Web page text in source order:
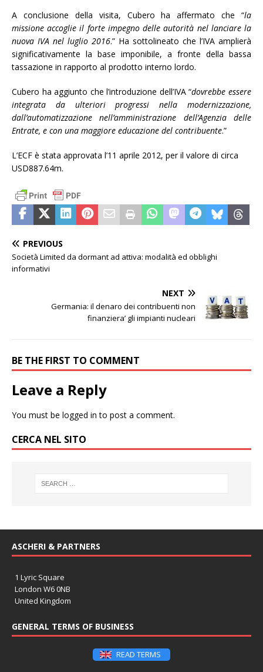
A conclusione della visita, Cubero ha affermato che “la
missione accoglie il forte impegno delle autorità nel lanciare la
nuova IVA nel luglio 2016.” Ha sottolineato che l’IVA amplierà
significativamente la base imponibile, a fronte della bassa
tassazione in rapporto al prodotto interno lordo.
Cubero ha aggiunto che l’introduzione dell’IVA “dovrebbe essere
integrata da ulteriori progressi nella modernizzazione,
dall’automatizzazione nell’amministrazione dell’Agenzia delle
Entrate, e con una maggiore educazione del contribuente.”
L’ECF è stata approvata l’11 aprile 2012, per il valore di circa
USD887.64m.
PREVIOUS
Società Limited da dormant ad attiva: modalità ed obblighi
informativi
NEXT
Germania: il denaro dei contribuenti non
finanziera’ gli impianti nucleari
BE THE FIRST TO COMMENT
Leave a Reply
You must be logged in to post a comment.
CERCA NEL SITO
ASCHERI & PARTNERS
1 Lyric Square
London W6 0NB
United Kingdom
GENERAL TERMS OF BUSINESS
READ TERMS